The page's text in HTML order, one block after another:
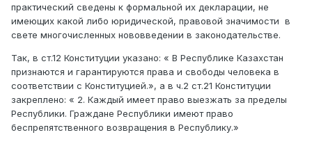
практический сведены к формальной их декларации, не
имеющих какой либо юридической, правовой значимости в
свете многочисленных нововведении в законодательстве.
Так, в ст.12 Конституции указано: « В Республике Казахстан
признаются и гарантируются права и свободы человека в
соответствии с Конституцией.», а в ч.2 ст.21 Конституции
закреплено: « 2. Каждый имеет право выезжать за пределы
Республики. Граждане Республики имеют право
беспрепятственного возвращения в Республику.»